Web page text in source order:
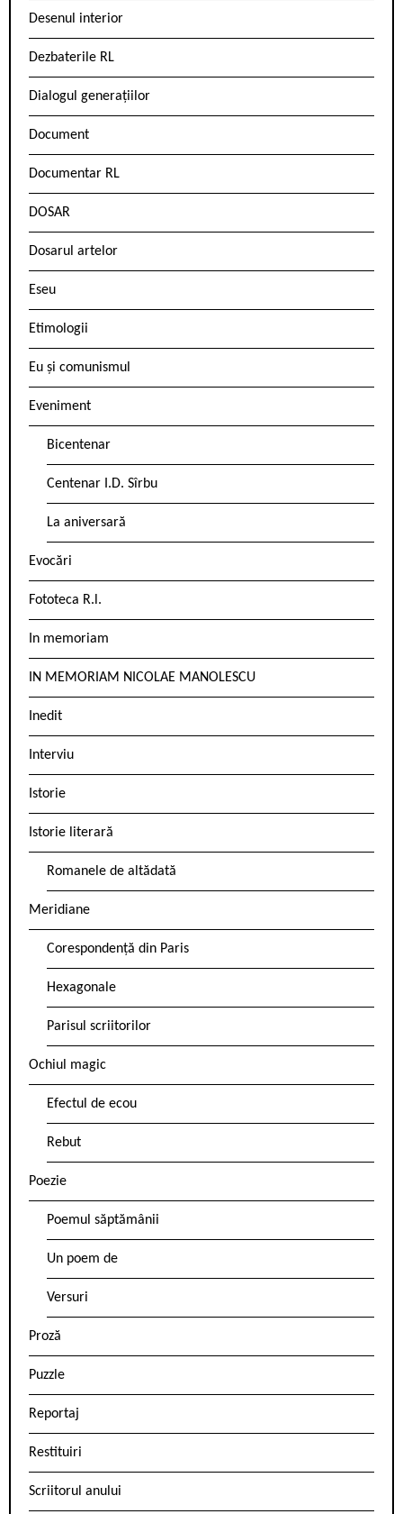
Desenul interior
Dezbaterile RL
Dialogul generațiilor
Document
Documentar RL
DOSAR
Dosarul artelor
Eseu
Etimologii
Eu și comunismul
Eveniment
Bicentenar
Centenar I.D. Sîrbu
La aniversară
Evocări
Fototeca R.l.
In memoriam
IN MEMORIAM NICOLAE MANOLESCU
Inedit
Interviu
Istorie
Istorie literară
Romanele de altădată
Meridiane
Corespondență din Paris
Hexagonale
Parisul scriitorilor
Ochiul magic
Efectul de ecou
Rebut
Poezie
Poemul săptămânii
Un poem de
Versuri
Proză
Puzzle
Reportaj
Restituiri
Scriitorul anului